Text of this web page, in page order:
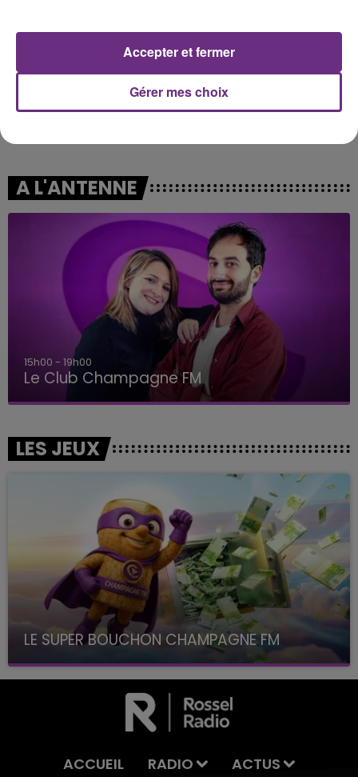
A L'ANTENNE
15h00 - 19h00
Le Club Champagne FM
LES JEUX
LE SUPER BOUCHON CHAMPAGNE FM
avec La Famille Champagne FM, à 8H10
ACCUEIL RADIO ACTUS
Gérer mes choix
Accepter et fermer